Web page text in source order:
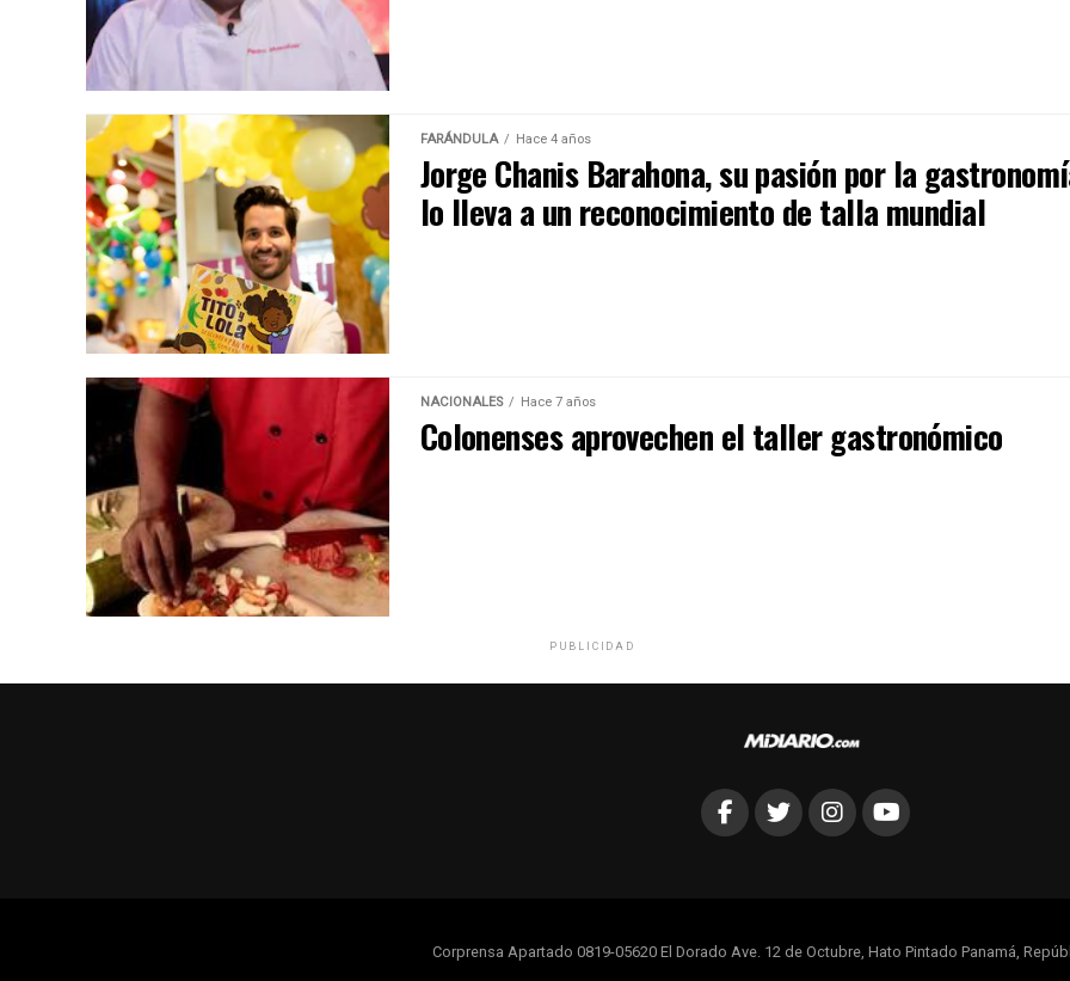
FARÁNDULA Hace 4 años
Jorge Chanis Barahona, su pasión por la
lo lleva a un reconocimiento de talla mundial
NACIONALES Hace 7 años
Colonenses aprovechen el taller gastronómico
PUBLICIDAD
Corprensa Apartado 0819-05620 El Dorado Ave. 12 de Octubre, Hato Pintado Panamá,